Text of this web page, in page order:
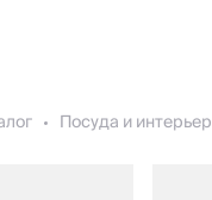
Посуда и интерьер